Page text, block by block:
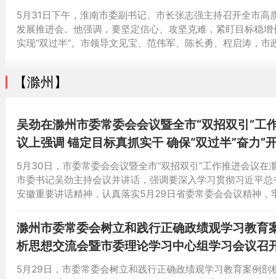
5月31日下午，淮南市委副书记、市长张志强主持召开全市高
发展推进会。他强调，要坚定信心、攻坚克难，紧盯目标稳增
实现“双过半”。市领导文见宝、范伟军、陈长勇、程启涛，市
【滁州】
吴劲在滁州市委常委会会议暨全市“双招双引”工
议上强调 锚定目标真抓实干 确保“双过半”奋力“
胡春华讲话 胡孔胜出席
5月30日，市委常委会会议暨全市“双招双引”工作推进会议在滁
市委书记吴劲主持会议并讲话，强调要深入学习贯彻习近平总
安徽重要讲话精神，认真落实5月29日省委常委会会议精神，
干，确保“双过半”、奋力“开好局”。市委副书记、市长胡春华
常委会主任胡孔胜，市领导姚凯、吴述林、王燕永、朱林、陈
席会议。
滁州市委常委会树立和践行正确政绩观学习教育
析思想交流会暨市委理论学习中心组学习会议召
主持并讲话 卢仕仁到会指导 胡春华胡孔胜出席
5月29日，市委常委会树立和践行正确政绩观学习教育案例剖